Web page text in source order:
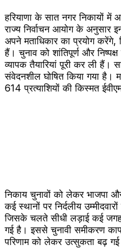
हरियाणा के सात नगर निकायों में
राज्य निर्वाचन आयोग के अनुसार
अपने मताधिकार का प्रयोग करेंगे,
हैं। चुनाव को शांतिपूर्ण और
व्यापक तैयारियां पूरी कर ली हैं।
संवेदनशील घोषित किया गया
614 प्रत्याशियों की किस्मत
निकाय चुनावों को लेकर भाजपा
कई स्थानों पर निर्दलीय
जिसके चलते सीधी लड़ाई कई
गई है। इससे चुनावी समीकरण
परिणाम को लेकर उत्सुकता बढ़ गई